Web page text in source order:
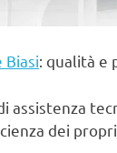
Biasi: qualità e
assistenza
dei